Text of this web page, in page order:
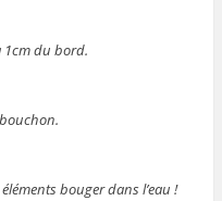
1cm du bord.
bouger dans l’eau !